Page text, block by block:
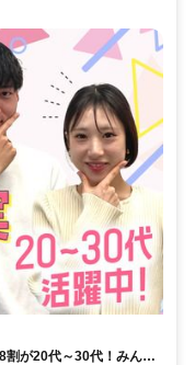
が20代～30代！みんな